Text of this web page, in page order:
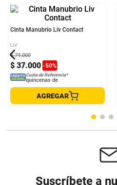
Otros clientes compraron
Cinta Manubrio Liv Contact
$ 37.000